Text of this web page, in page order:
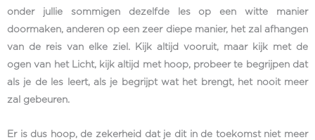
onder jullie sommigen dezelfde les op een witte manier
doormaken, anderen op een zeer diepe manier, het zal afhangen
van de reis van elke ziel. Kijk altijd vooruit, maar kijk met de
ogen van het Licht, kijk altijd met hoop, probeer te begrijpen dat
als je de les leert, als je begrijpt wat het brengt, het nooit meer
zal gebeuren.
Er is dus hoop, de zekerheid dat je dit in de toekomst niet meer